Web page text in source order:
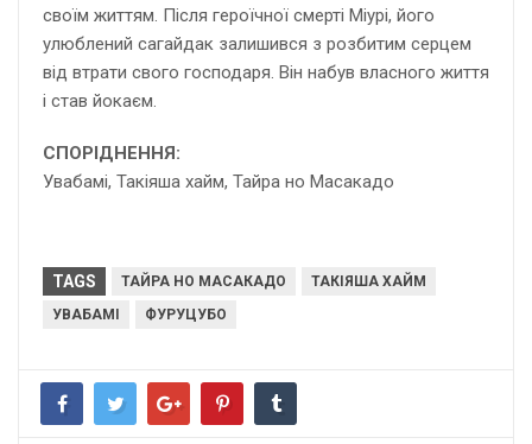
своїм життям. Після героїчної смерті Міурі, його
улюблений сагайдак залишився з розбитим серцем
від втрати свого господаря. Він набув власного життя
і став йокаєм.
СПОРІДНЕННЯ:
Увабамі, Такіяша хайм, Тайра но Масакадо
TAGS ТАЙРА НО МАСАКАДО
ТАКІЯША ХАЙМ
УВАБАМІ
ФУРУЦУБО